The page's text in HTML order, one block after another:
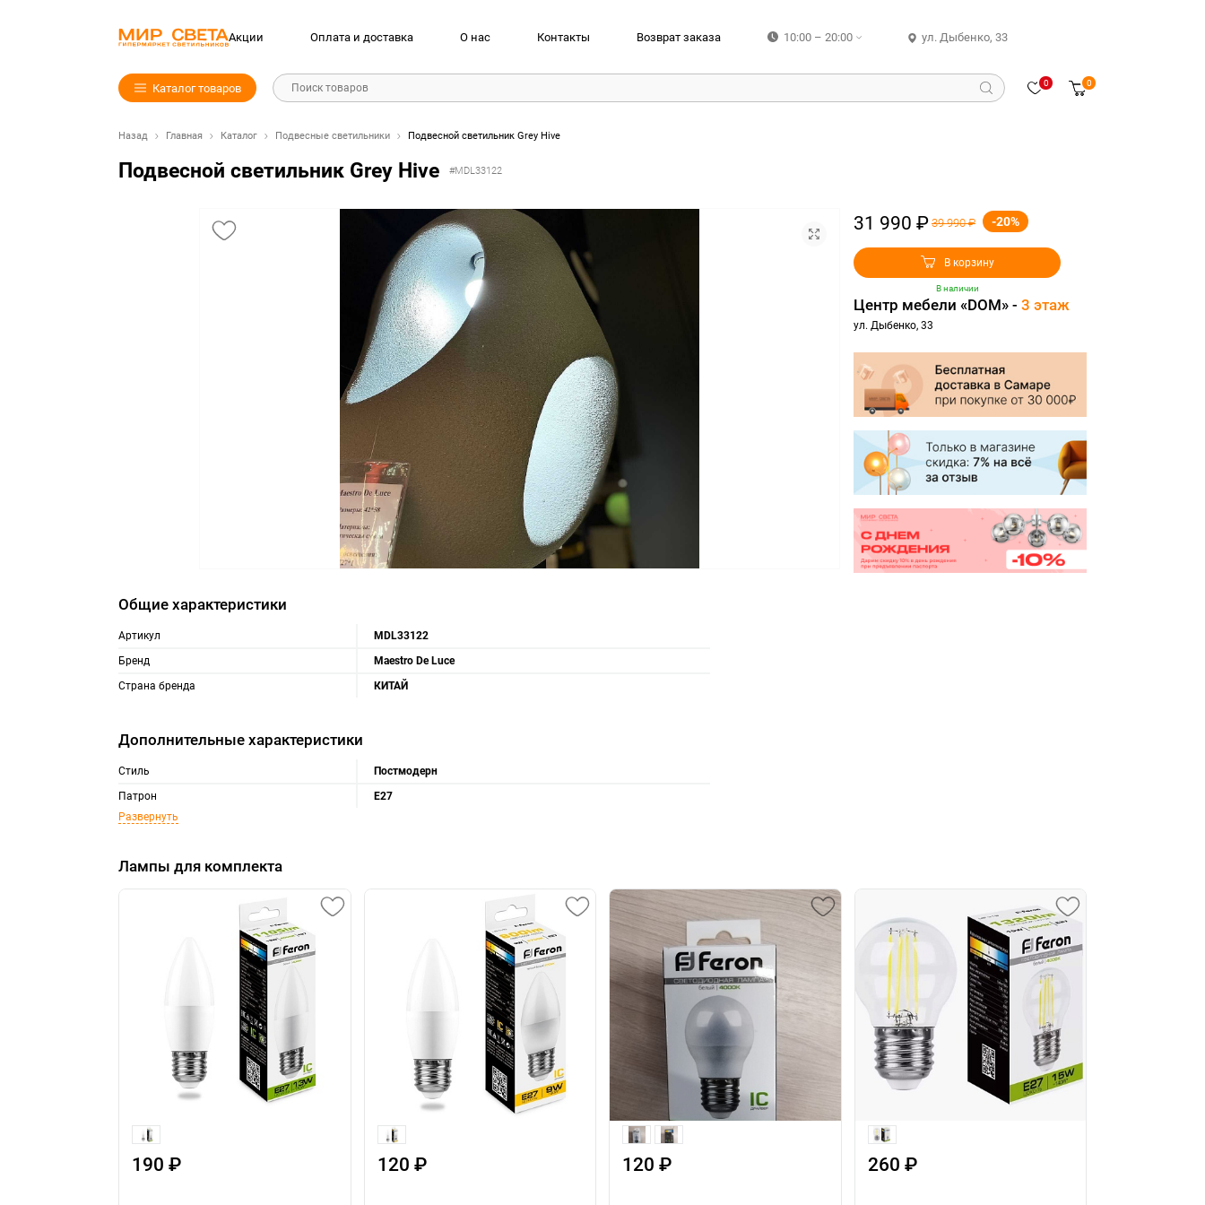
Акции Оплата и доставка О нас Контакты Возврат заказа 10:00 – 20:00 ул. Дыбенко, 33
Каталог товаров Поиск товаров 0 0
Назад Главная Каталог Подвесные светильники Подвесной светильник Grey Hive
Подвесной светильник Grey Hive #MDL33122
31 990 ₽ 39 990 ₽ -20%
В корзину
В наличии
Центр мебели «DOM» - 3 этаж
ул. Дыбенко, 33
Общие характеристики
Артикул
MDL33122
Бренд
Maestro De Luce
Страна бренда
КИТАЙ
Дополнительные характеристики
Стиль
Постмодерн
Патрон
E27
Развернуть
Лампы для комплекта
190 ₽ 120 ₽ 120 ₽ 260 ₽